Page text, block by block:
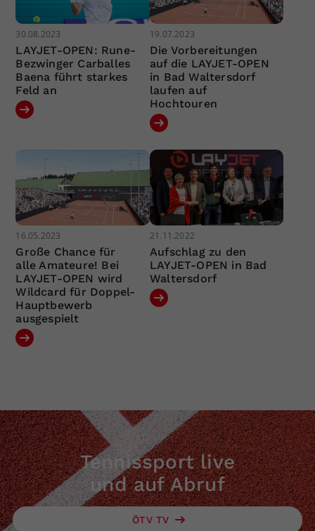
30.08.2023
LAYJET-OPEN: Rune-
Bezwinger Carballes
Baena führt starkes
Feld an
19.07.2023
Die Vorbereitungen
auf die LAYJET-OPEN
in Bad Waltersdorf
laufen auf
Hochtouren
16.05.2023
Große Chance für
alle Amateure! Bei
LAYJET-OPEN wird
Wildcard für Doppel-
Hauptbewerb
ausgespielt
21.11.2022
Aufschlag zu den
LAYJET-OPEN in Bad
Waltersdorf
Tennissport live
und auf Abruf
ÖTV TV